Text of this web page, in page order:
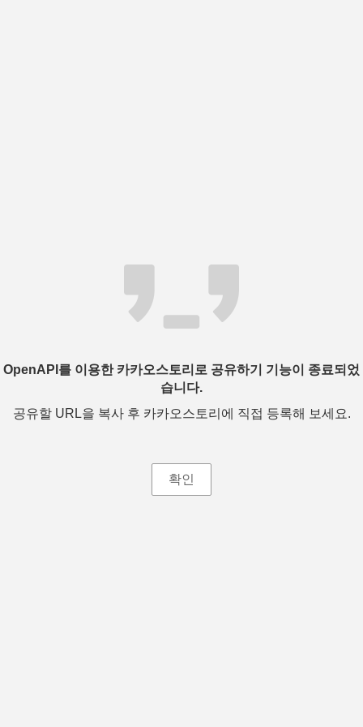
OpenAPI를 이용한 카카오스토리로 공유하기 기능이 종료되었
습니다.
공유할 URL을 복사 후 카카오스토리에 직접 등록해 보세요.
확인